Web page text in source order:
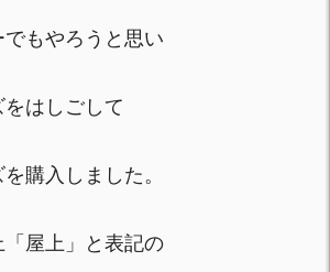
もやろうと思い
はしごして
購入しました。
屋上」と表記の